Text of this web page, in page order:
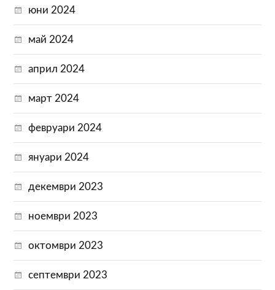
юни 2024
май 2024
април 2024
март 2024
февруари 2024
януари 2024
декември 2023
ноември 2023
октомври 2023
септември 2023